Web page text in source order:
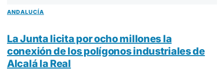
ANDALUCÍA
La Junta licita por ocho millones la
conexión de los polígonos industriales de
Alcalá la Real